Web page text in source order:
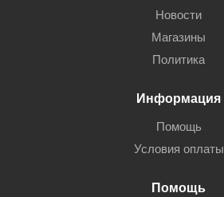
Новости
Магазины
Политика
Информация
Помощь
Условия оплаты
Помощь